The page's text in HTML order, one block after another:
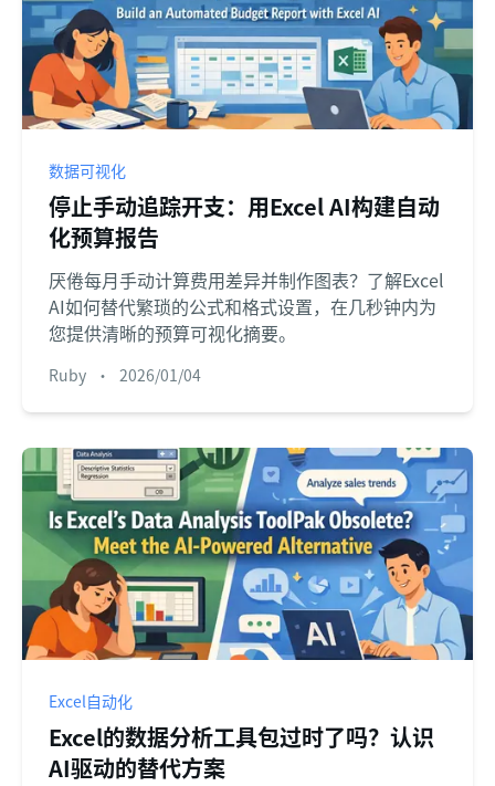
数据可视化
停止手动追踪开支：用Excel AI构建自动
化预算报告
厌倦每月手动计算费用差异并制作图表？了解Excel
AI如何替代繁琐的公式和格式设置，在几秒钟内为
您提供清晰的预算可视化摘要。
Ruby • 2026/01/04
Excel自动化
Excel的数据分析工具包过时了吗？认识
AI驱动的替代方案